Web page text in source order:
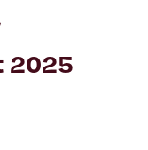
2025